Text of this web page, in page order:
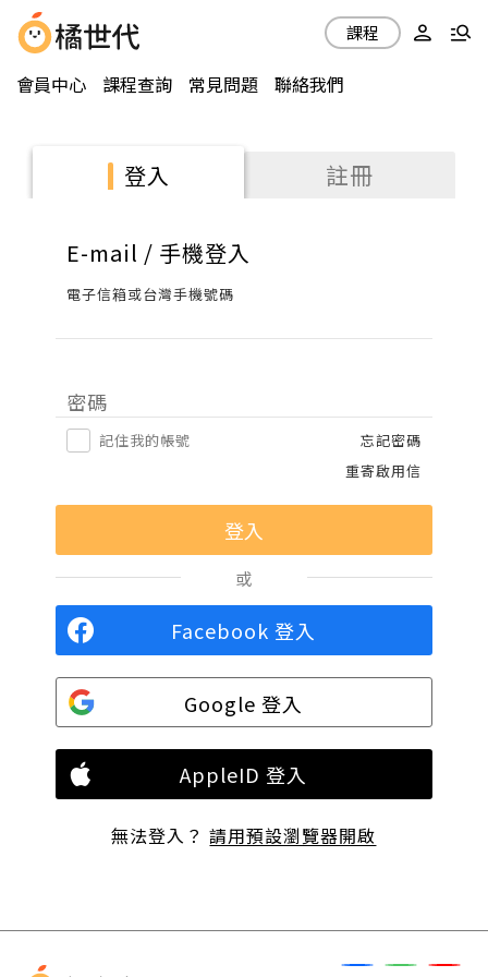
會員中心 課程查詢 常見問題 聯絡我們
課程
登入 註冊
E-mail / 手機登入
電子信箱或台灣手機號碼
密碼
記住我的帳號
忘記密碼
重寄啟用信
或
Facebook 登入
Google 登入
AppleID 登入
無法登入？請用預設瀏覽器開啟